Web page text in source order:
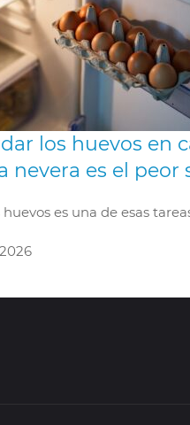
los huevos en
nevera es el peor
es una de esas